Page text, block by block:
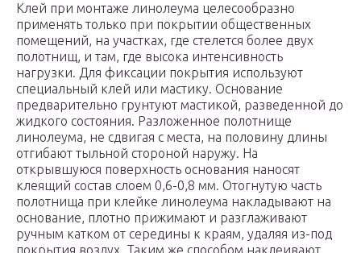
Клей при монтаже линолеума целесообразно
применять только при покрытии общественных
помещений, на участках, где стелется более двух
полотнищ, и там, где высока интенсивность
нагрузки. Для фиксации покрытия используют
специальный клей или мастику. Основание
предварительно грунтуют мастикой, разведенной до
жидкого состояния. Разложенное полотнище
линолеума, не сдвигая с места, на половину длины
отгибают тыльной стороной наружу. На
открывшуюся поверхность основания наносят
клеящий состав слоем 0,6-0,8 мм. Отогнутую часть
полотнища при клейке линолеума накладывают на
основание, плотно прижимают и разглаживают
ручным катком от середины к краям, удаляя из-под
покрытия воздух. Таким же способом наклеивают